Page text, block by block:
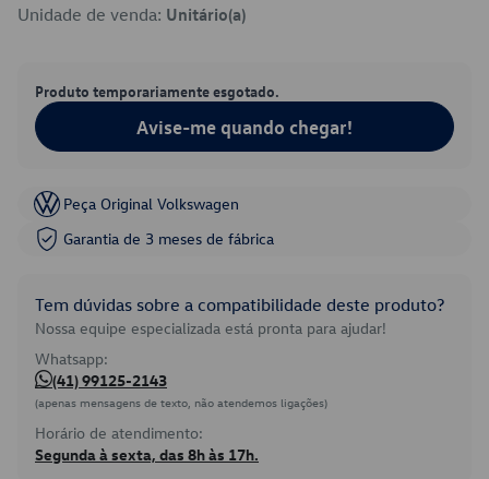
Unidade de venda: Unitário(a)
Produto temporariamente esgotado.
Avise-me quando chegar!
Peça Original Volkswagen
Garantia de 3 meses de fábrica
Tem dúvidas sobre a compatibilidade deste produto?
Nossa equipe especializada está pronta para ajudar!
Whatsapp:
(41) 99125-2143
(apenas mensagens de texto, não atendemos ligações)
Horário de atendimento:
Segunda à sexta, das 8h às 17h.